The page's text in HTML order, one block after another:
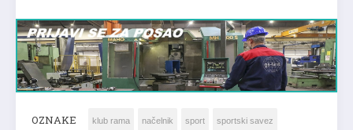
OZNAKE klub rama načelnik sport sportski savez